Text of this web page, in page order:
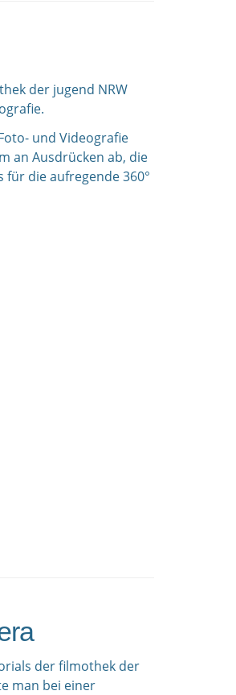
der jugend NRW
und Videografie
an Ausdrücken ab, die
die aufregende 360°
der filmothek der
man bei einer